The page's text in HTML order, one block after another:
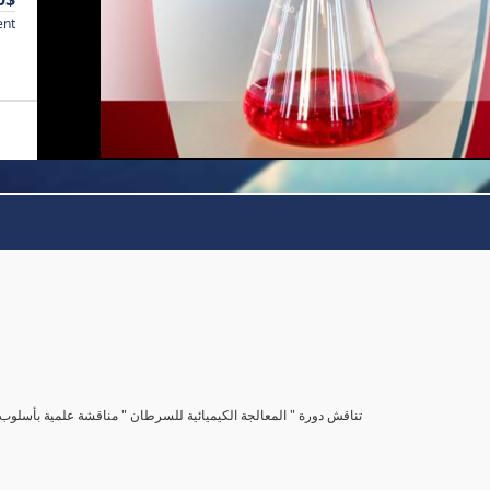
تناقش دورة " المعالجة الكيميائية للسرطان " مناقشة علمية